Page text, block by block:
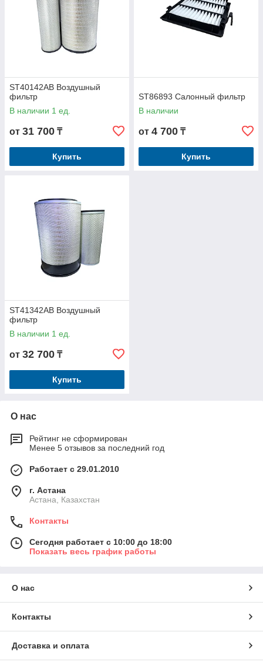
ST40142AB Воздушный
фильтр
В наличии 1 ед.
от 31 700 ₸
Купить
ST86893 Салонный фильтр
В наличии
от 4 700 ₸
Купить
ST41342AB Воздушный
фильтр
В наличии 1 ед.
от 32 700 ₸
Купить
О нас
Рейтинг не сформирован
Менее 5 отзывов за последний год
Работает с 29.01.2010
г. Астана
Астана, Казахстан
Контакты
Сегодня работает с 10:00 до 18:00
Показать весь график работы
О нас
Контакты
Доставка и оплата